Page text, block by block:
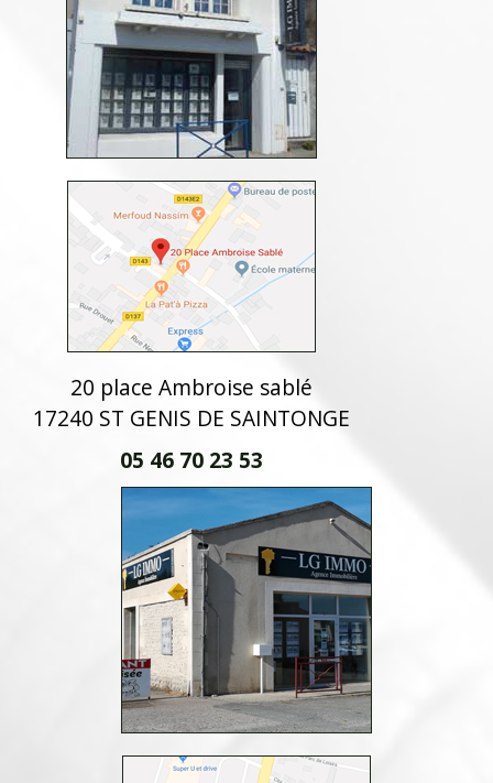
20 place Ambroise sablé
17240 ST GENIS DE SAINTONGE
05 46 70 23 53